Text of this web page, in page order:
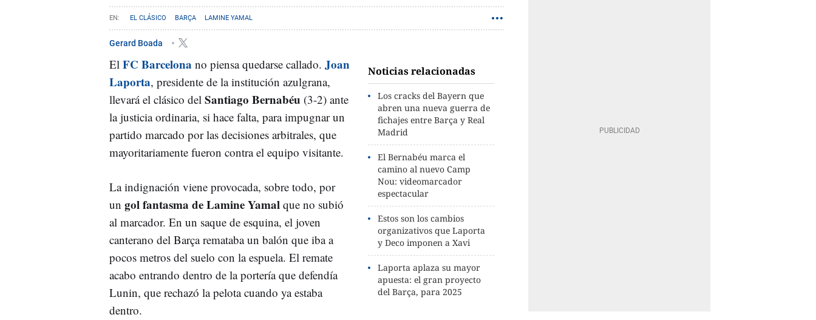
EL CLÁSICO BARÇA LAMINE YAMAL
Gerard Boada
Noticias relacionadas
Los cracks del Bayern que
abren una nueva guerra de
fichajes entre Barça y Real
Madrid
El Bernabéu marca el
camino al nuevo Camp
Nou: videomarcador
espectacular
Estos son los cambios
organizativos que Laporta
y Deco imponen a Xavi
Laporta aplaza su mayor
apuesta: el gran proyecto
del Barça, para 2025
El FC Barcelona no piensa quedarse callado. Joan
Laporta, presidente de la institución azulgrana,
llevará el clásico del Santiago Bernabéu (3-2) ante
la justicia ordinaria, si hace falta, para impugnar un
partido marcado por las decisiones arbitrales, que
mayoritariamente fueron contra el equipo visitante.
La indignación viene provocada, sobre todo, por
un gol fantasma de Lamine Yamal que no subió
al marcador. En un saque de esquina, el joven
canterano del Barça remataba un balón que iba a
pocos metros del suelo con la espuela. El remate
acabo entrando dentro de la portería que defendía
Lunin, que rechazó la pelota cuando ya estaba
dentro.